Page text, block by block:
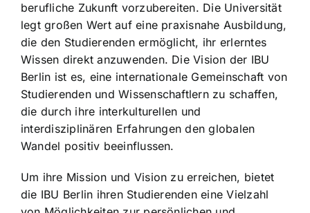
berufliche Zukunft vorzubereiten. Die Universität
legt großen Wert auf eine praxisnahe Ausbildung,
die den Studierenden ermöglicht, ihr erlerntes
Wissen direkt anzuwenden. Die Vision der IBU
Berlin ist es, eine internationale Gemeinschaft von
Studierenden und Wissenschaftlern zu schaffen,
die durch ihre interkulturellen und
interdisziplinären Erfahrungen den globalen
Wandel positiv beeinflussen.
Um ihre Mission und Vision zu erreichen, bietet
die IBU Berlin ihren Studierenden eine Vielzahl